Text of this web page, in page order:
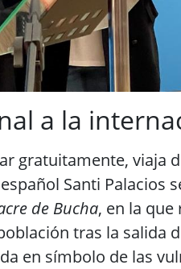
a la
gratuitamente, viaja
Santi Palacios
de Bucha, en la
tras la salida
en símbolo de las